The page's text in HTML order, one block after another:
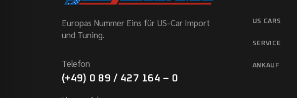
Europas Nummer Eins für US-Car Import
und Tuning.
Telefon
(+49) 0 89 / 427 164 – 0
US CARS
SERVICE
ANKAUF